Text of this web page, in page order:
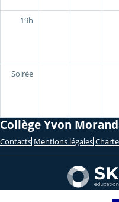
19h
Soirée
Collège Yvon
Contacts Mentions légales